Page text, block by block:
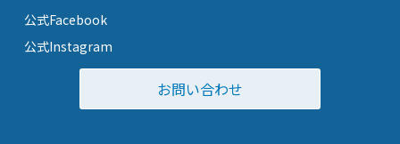
公式Facebook
公式Instagram
お問い合わせ